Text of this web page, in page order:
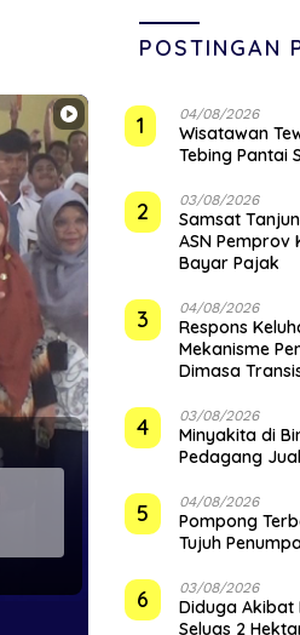
POSTINGAN
1 04/08/2026
Wisatawan
Tebing Pantai
2 03/08/2026
Samsat
ASN Pemprov
Bayar Pajak
3 04/08/2026
‎Respons
Mekanisme
Dimasa
4 03/08/2026
Minyakita di
Pedagang
5 04/08/2026
Pompong
Tujuh
6 03/08/2026
Diduga Akibat
Seluas 2